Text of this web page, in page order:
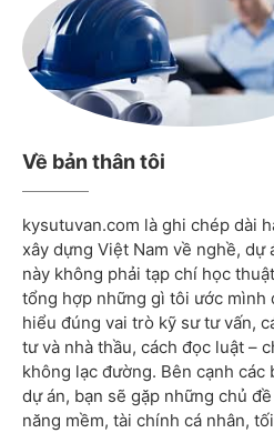
Về bản thân tôi
kysutuvan.com là ghi chép dài
xây dựng Việt Nam về nghề, dự
này không phải tạp chí học
tổng hợp những gì tôi ước mình
hiểu đúng vai trò kỹ sư tư vấn,
tư và nhà thầu, cách đọc luật –
không lạc đường. Bên cạnh các
dự án, bạn sẽ gặp những chủ
năng mềm, tài chính cá nhân,